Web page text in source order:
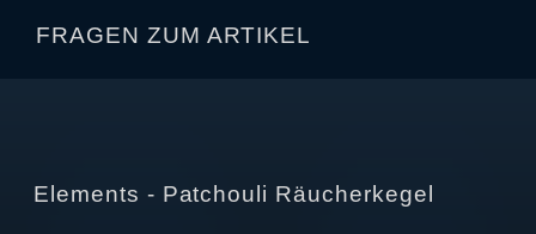
FRAGEN ZUM ARTIKEL
Elements - Patchouli Räucherkegel